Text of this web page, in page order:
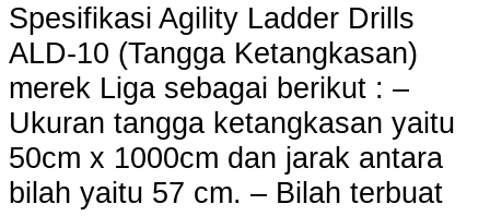
Spesifikasi Agility Ladder Drills
ALD-10 (Tangga Ketangkasan)
merek Liga sebagai berikut : –
Ukuran tangga ketangkasan yaitu
50cm x 1000cm dan jarak antara
bilah yaitu 57 cm. – Bilah terbuat